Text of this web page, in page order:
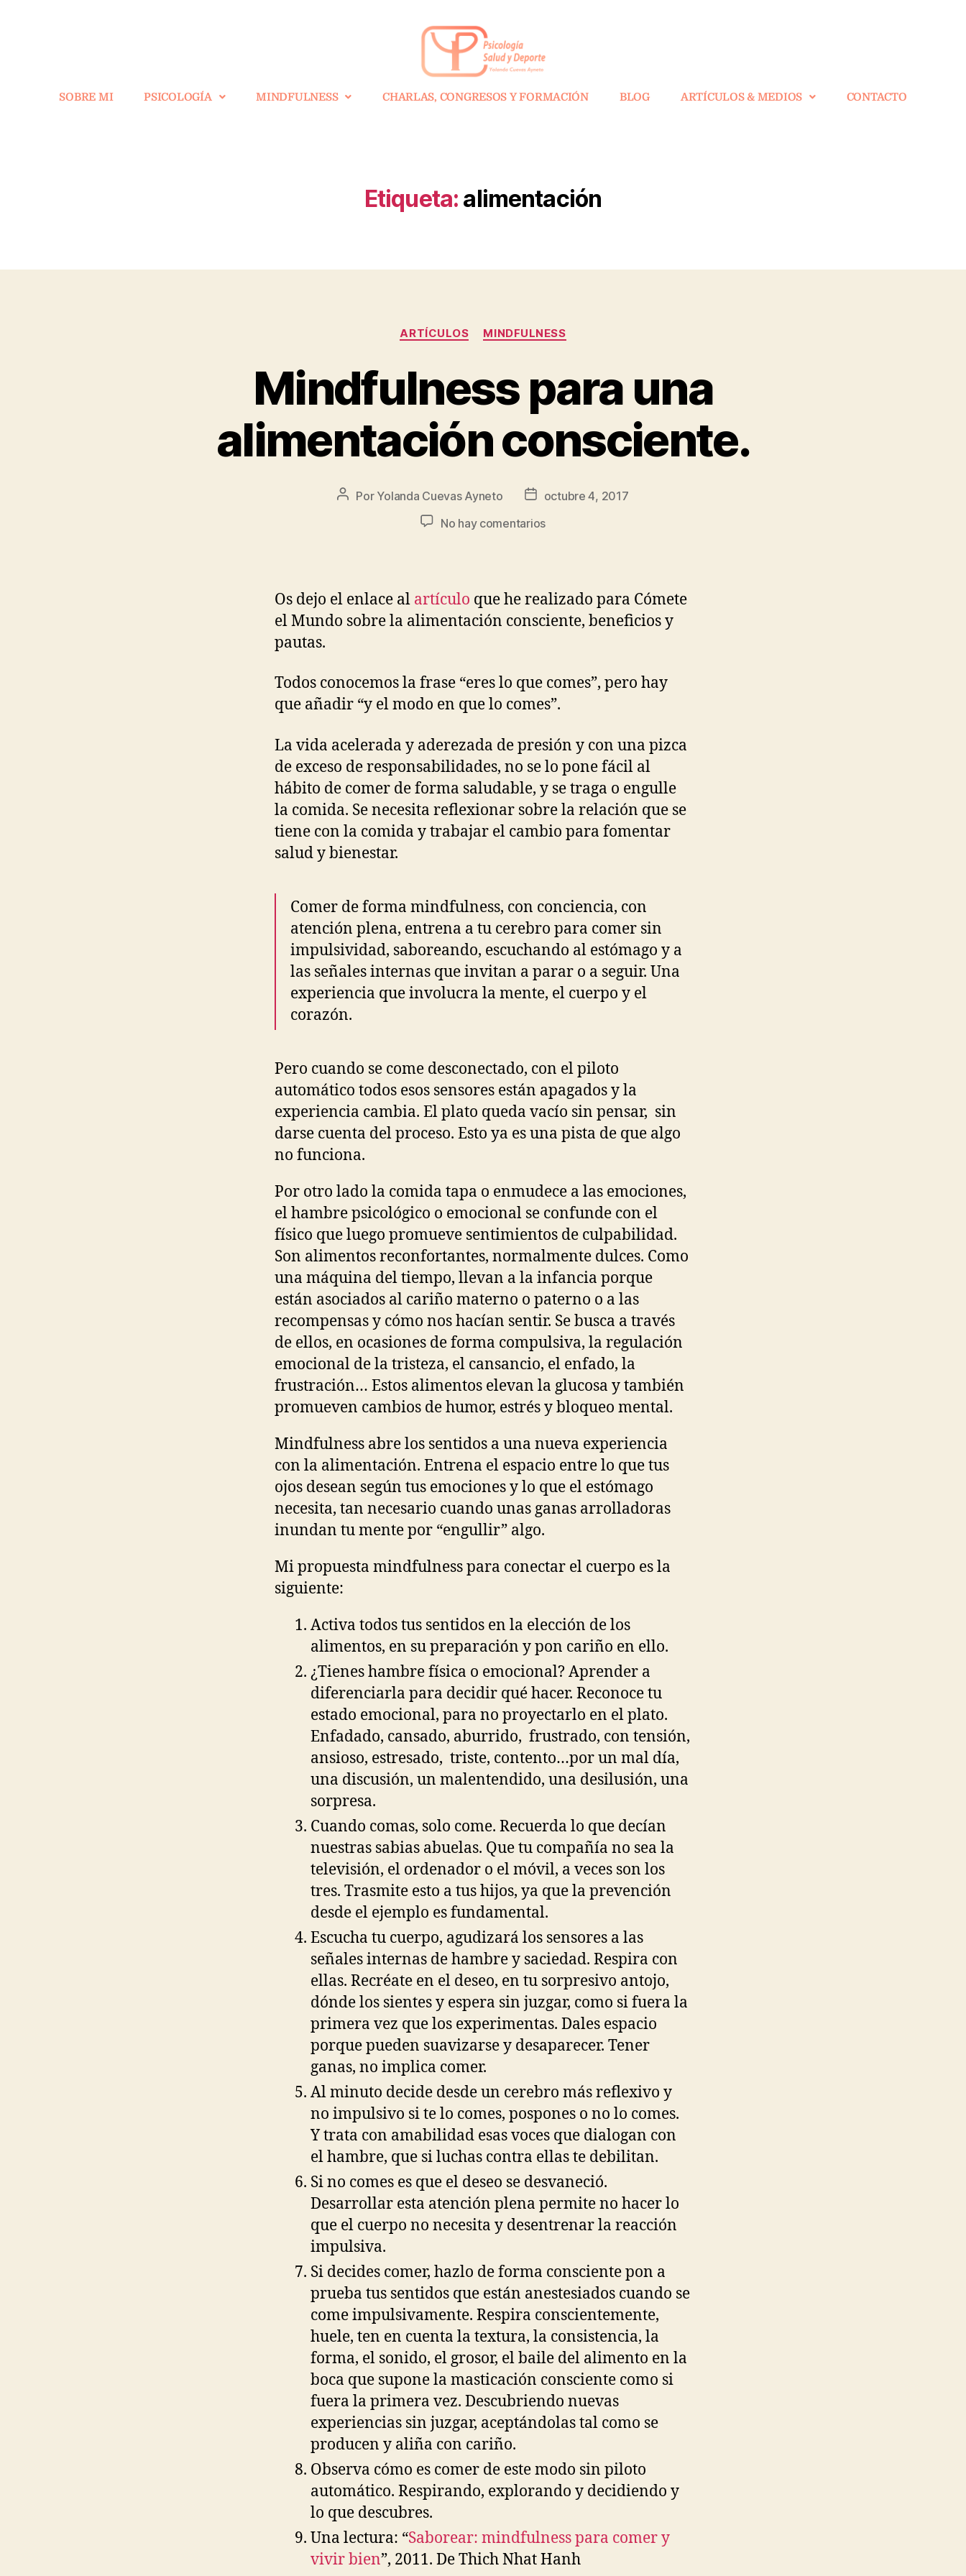
SOBRE MI PSICOLOGÍA MINDFULNESS CHARLAS, CONGRESOS Y FORMACIÓN BLOG ARTÍCULOS & MEDIOS CONTACTO
Etiqueta: alimentación
ARTÍCULOS MINDFULNESS
Mindfulness para una
alimentación consciente.
Por Yolanda Cuevas Ayneto
octubre 4, 2017
No hay comentarios
Os dejo el enlace al artículo que he realizado para Cómete
el Mundo sobre la alimentación consciente, beneficios y
pautas.
Todos conocemos la frase “eres lo que comes”, pero hay
que añadir “y el modo en que lo comes”.
La vida acelerada y aderezada de presión y con una pizca
de exceso de responsabilidades, no se lo pone fácil al
hábito de comer de forma saludable, y se traga o engulle
la comida. Se necesita reflexionar sobre la relación que se
tiene con la comida y trabajar el cambio para fomentar
salud y bienestar.
Comer de forma mindfulness, con conciencia, con
atención plena, entrena a tu cerebro para comer sin
impulsividad, saboreando, escuchando al estómago y a
las señales internas que invitan a parar o a seguir. Una
experiencia que involucra la mente, el cuerpo y el
corazón.
Pero cuando se come desconectado, con el piloto
automático todos esos sensores están apagados y la
experiencia cambia. El plato queda vacío sin pensar, sin
darse cuenta del proceso. Esto ya es una pista de que algo
no funciona.
Por otro lado la comida tapa o enmudece a las emociones,
el hambre psicológico o emocional se confunde con el
físico que luego promueve sentimientos de culpabilidad.
Son alimentos reconfortantes, normalmente dulces. Como
una máquina del tiempo, llevan a la infancia porque
están asociados al cariño materno o paterno o a las
recompensas y cómo nos hacían sentir. Se busca a través
de ellos, en ocasiones de forma compulsiva, la regulación
emocional de la tristeza, el cansancio, el enfado, la
frustración… Estos alimentos elevan la glucosa y también
promueven cambios de humor, estrés y bloqueo mental.
Mindfulness abre los sentidos a una nueva experiencia
con la alimentación. Entrena el espacio entre lo que tus
ojos desean según tus emociones y lo que el estómago
necesita, tan necesario cuando unas ganas arrolladoras
inundan tu mente por “engullir” algo.
Mi propuesta mindfulness para conectar el cuerpo es la
siguiente:
Activa todos tus sentidos en la elección de los
alimentos, en su preparación y pon cariño en ello.
¿Tienes hambre física o emocional? Aprender a
diferenciarla para decidir qué hacer. Reconoce tu
estado emocional, para no proyectarlo en el plato.
Enfadado, cansado, aburrido, frustrado, con tensión,
ansioso, estresado, triste, contento…por un mal día,
una discusión, un malentendido, una desilusión, una
sorpresa.
Cuando comas, solo come. Recuerda lo que decían
nuestras sabias abuelas. Que tu compañía no sea la
televisión, el ordenador o el móvil, a veces son los
tres. Trasmite esto a tus hijos, ya que la prevención
desde el ejemplo es fundamental.
Escucha tu cuerpo, agudizará los sensores a las
señales internas de hambre y saciedad. Respira con
ellas. Recréate en el deseo, en tu sorpresivo antojo,
dónde los sientes y espera sin juzgar, como si fuera la
primera vez que los experimentas. Dales espacio
porque pueden suavizarse y desaparecer. Tener
ganas, no implica comer.
Al minuto decide desde un cerebro más reflexivo y
no impulsivo si te lo comes, pospones o no lo comes.
Y trata con amabilidad esas voces que dialogan con
el hambre, que si luchas contra ellas te debilitan.
Si no comes es que el deseo se desvaneció.
Desarrollar esta atención plena permite no hacer lo
que el cuerpo no necesita y desentrenar la reacción
impulsiva.
Si decides comer, hazlo de forma consciente pon a
prueba tus sentidos que están anestesiados cuando se
come impulsivamente. Respira conscientemente,
huele, ten en cuenta la textura, la consistencia, la
forma, el sonido, el grosor, el baile del alimento en la
boca que supone la masticación consciente como si
fuera la primera vez. Descubriendo nuevas
experiencias sin juzgar, aceptándolas tal como se
producen y aliña con cariño.
Observa cómo es comer de este modo sin piloto
automático. Respirando, explorando y decidiendo y
lo que descubres.
Una lectura: “Saborear: mindfulness para comer y
vivir bien”, 2011. De Thich Nhat Hanh